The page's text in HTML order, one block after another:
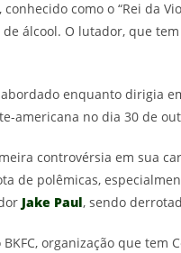
, conhecido como o “Rei da
álcool. O lutador, que
enquanto dirigia
americana no dia 30 de
controvérsia em sua
de polêmicas,
Jake Paul, sendo
organização que tem